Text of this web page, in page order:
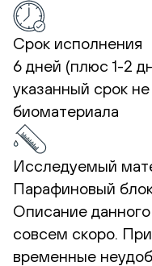
Срок исполнения
6 дней (плюс 1-2
указанный срок
биоматериала
Исследуемый
Парафиновый
Описание
совсем скоро.
временные